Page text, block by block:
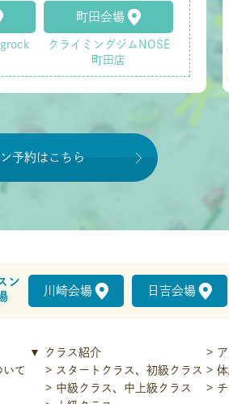
町田会場
クライミングジムNOSE
町田店
予約はこちら
ン
川崎会場 日吉会場
いて
クラス紹介
スタートクラス、初級クラス
中級クラス、中上級クラス